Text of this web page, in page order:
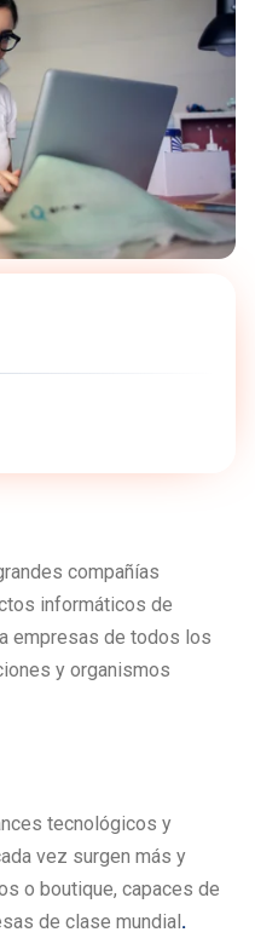
compañías
informáticos de
empresas de todos los
y organismos
tecnológicos y
vez surgen más y
o boutique, capaces de
de clase mundial.